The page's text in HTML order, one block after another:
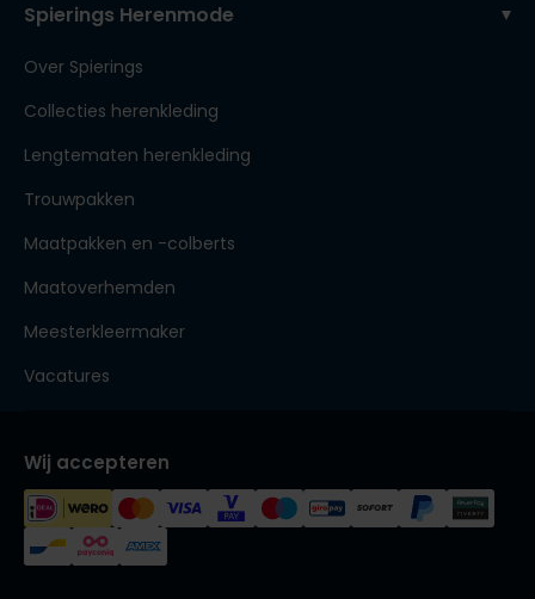
Spierings Herenmode
Over Spierings
Collecties herenkleding
Lengtematen herenkleding
Trouwpakken
Maatpakken en -colberts
Maatoverhemden
Meesterkleermaker
Vacatures
Wij accepteren